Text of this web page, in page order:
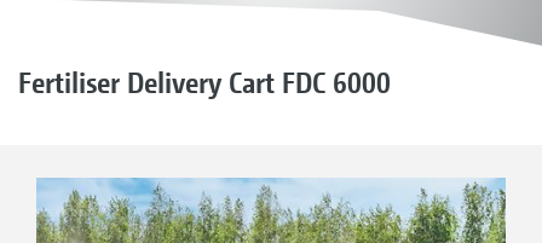
Fertiliser Delivery Cart FDC 6000